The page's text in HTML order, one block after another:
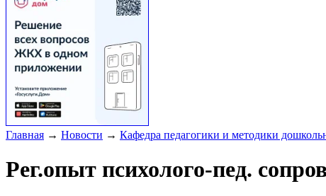
Главная → Новости → Кафедра педагогики и методики
Рег.опыт психолого-пед.